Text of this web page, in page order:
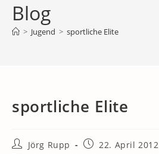
Blog
> Jugend > sportliche Elite
sportliche Elite
Beitrags-
Jörg Rupp
Beitrag22. April 2012